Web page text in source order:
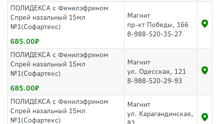
ПОЛИДЕКСА с Фенилэфрином
Спрей назальный 15мл
№1(Софартекс)
685.00
Магнит
пр-кт Победы, 166
8-988-520-35-27
ПОЛИДЕКСА с Фенилэфрином
Спрей назальный 15мл
№1(Софартекс)
685.00
Магнит
ул. Одесская, 121
8-988-520-29-93
ПОЛИДЕКСА с Фенилэфрином
Спрей назальный 15мл
№1(Софартекс)
Магнит
ул. Карагандинская,